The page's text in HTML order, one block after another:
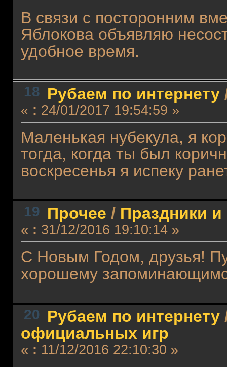
В связи с посторонним
Яблокова объявляю
удобное время.
18 Рубаем по интернету
« : 24/01/2017 19:54:59 »
Маленькая нубекула, я
тогда, когда ты был
воскресенья я испеку
19 Прочее / Праздники
« : 31/12/2016 19:10:14 »
C Новым Годом, друзья!
хорошему
20 Рубаем по интернету
официальных игр
« : 11/12/2016 22:10:30 »